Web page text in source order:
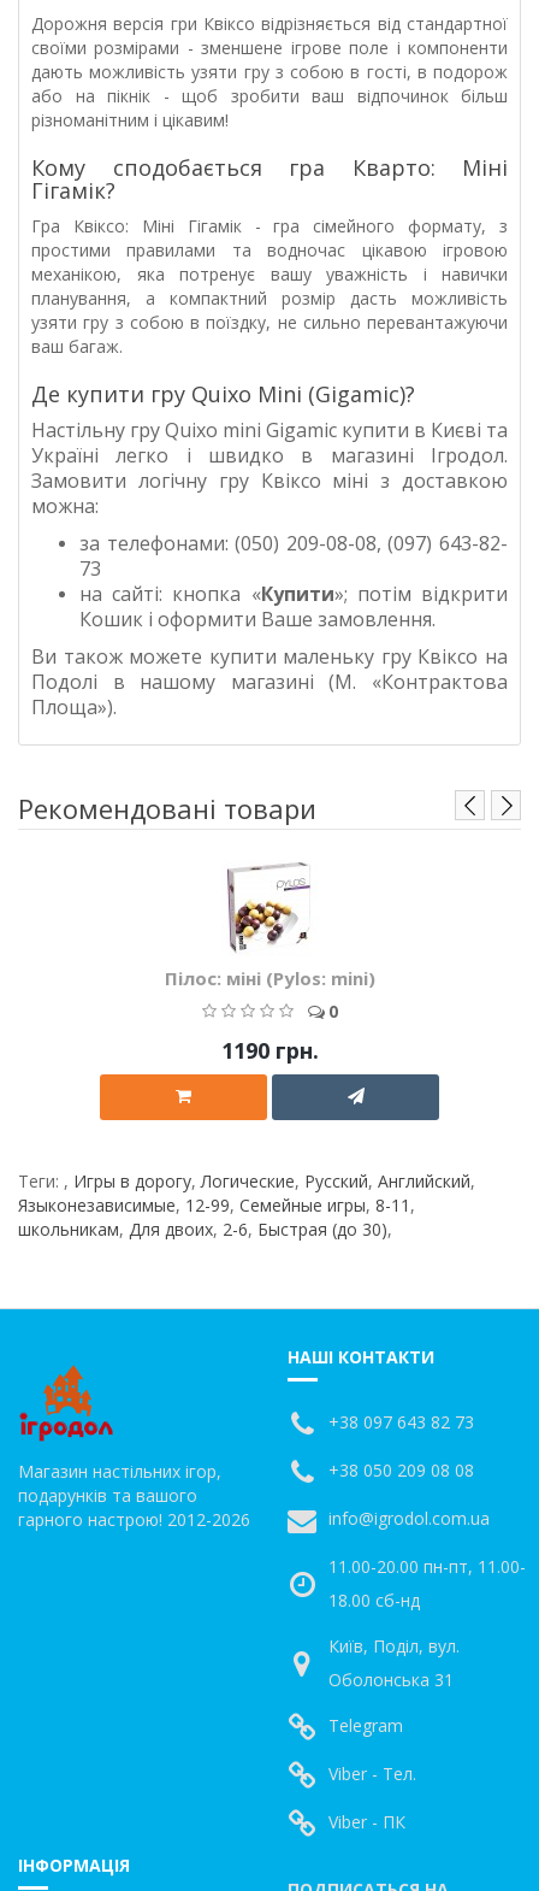
Дорожня версія гри Квіксо відрізняється від стандартної
своїми розмірами - зменшене ігрове поле і компоненти
дають можливість узяти гру з собою в гості, в подорож
або на пікнік - щоб зробити ваш відпочинок більш
різноманітним і цікавим!
Кому сподобається гра Кварто: Міні
Гігамік?
Гра Квіксо: Міні Гігамік - гра сімейного формату, з
простими правилами та водночас цікавою ігровою
механікою, яка потренує вашу уважність і навички
планування, а компактний розмір дасть можливість
узяти гру з собою в поїздку, не сильно перевантажуючи
ваш багаж.
Де купити гру Quixo Mini (Gigamic)?
Настільну гру Quixo mini Gigamic купити в Києві та
Україні легко і швидко в магазині Ігродол.
Замовити логічну гру Квіксо міні з доставкою
можна:
за телефонами: (050) 209-08-08, (097) 643-82-
73
на сайті: кнопка «Купити»; потім відкрити
Кошик і оформити Ваше замовлення.
Ви також можете купити маленьку гру Квіксо на
Подолі в нашому магазині (М. «Контрактова
Площа»).
Рекомендовані товари
Пілос: міні (Pylos: mini)
0
1190 грн.
Теги: , Игры в дорогу, Логические, Русский, Английский,
Языконезависимые, 12-99, Семейные игры, 8-11 ,
школьникам, Для двоих, 2-6, Быстрая (до 30),
Магазин настільних ігор,
подарунків та вашого
гарного настрою! 2012-2026
НАШІ КОНТАКТИ
+38 097 643 82 73
+38 050 209 08 08
info@igrodol.com.ua
11.00-20.00 пн-пт, 11.00-
18.00 сб-нд
Київ, Поділ, вул.
Оболонська 31
Telegram
Viber - Тел.
Viber - ПК
ІНФОРМАЦІЯ